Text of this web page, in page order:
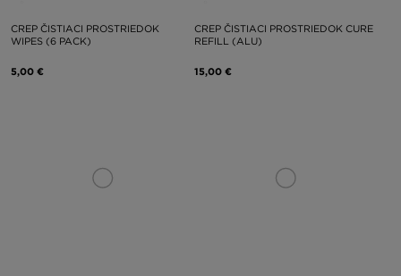
CREP ČISTIACI PROSTRIEDOK
WIPES (6 PACK)
5,00 €
CREP ČISTIACI PROSTRIEDOK CURE
REFILL (ALU)
15,00 €